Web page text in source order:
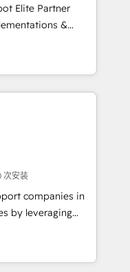
Their years
HubSpot
of delivering
sophisticated
Elite Partner
&
AI-ready Website
marketing, sales,
solutions. Our
and agility of a
enough to deliver
Custom AI agents
次安装
companies in
by leveraging
Our offer spans
specialize in CRM